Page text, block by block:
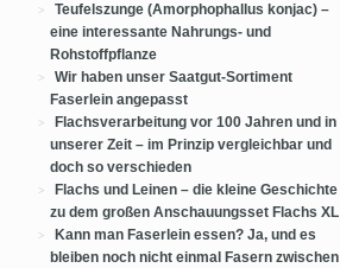
Teufelszunge (Amorphophallus konjac) –
eine interessante Nahrungs- und
Rohstoffpflanze
Wir haben unser Saatgut-Sortiment
Faserlein angepasst
Flachsverarbeitung vor 100 Jahren und in
unserer Zeit – im Prinzip vergleichbar und
doch so verschieden
Flachs und Leinen – die kleine Geschichte
zu dem großen Anschauungsset Flachs XL
Kann man Faserlein essen? Ja, und es
bleiben noch nicht einmal Fasern zwischen